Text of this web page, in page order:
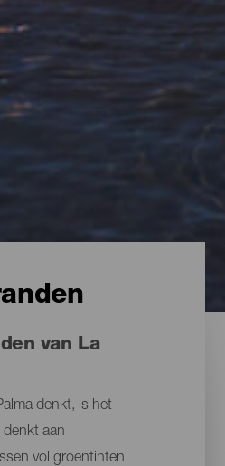
van La
denkt, is het
denkt aan
vol groentinten